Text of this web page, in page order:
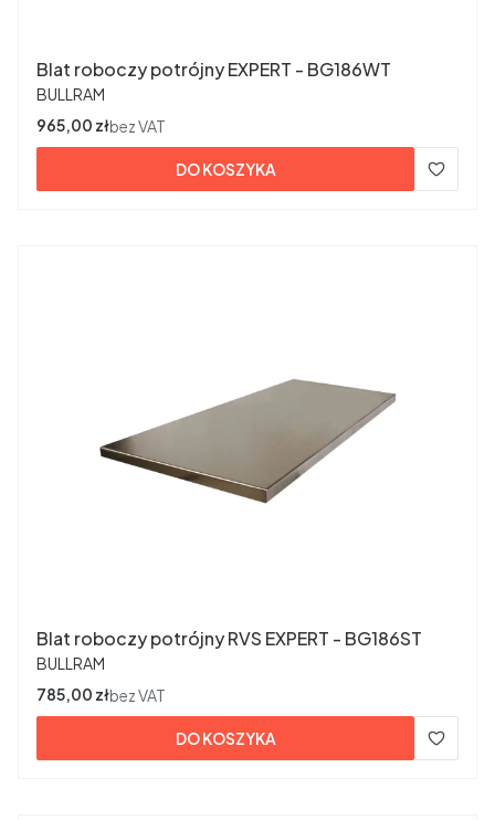
Blat roboczy potrójny EXPERT - BG186WT
PRODUCENT
BULLRAM
Cena
965,00 złbez VAT
DO KOSZYKA
Blat roboczy potrójny RVS EXPERT - BG186ST
PRODUCENT
BULLRAM
Cena
785,00 złbez VAT
DO KOSZYKA